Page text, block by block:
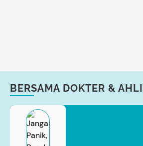
BERSAMA DOKTER & AHLI